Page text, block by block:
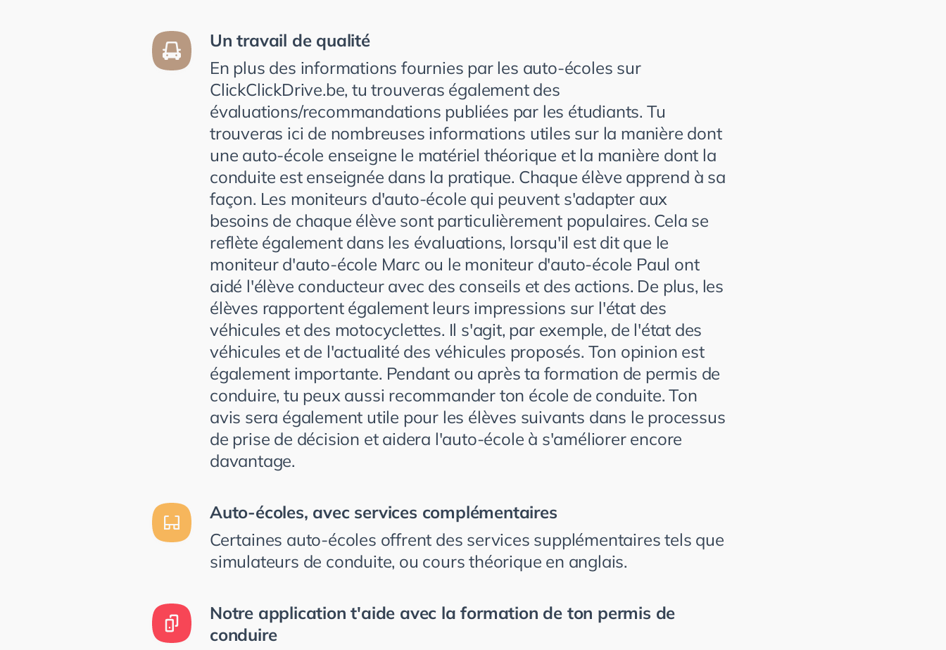
Un travail de qualité
En plus des informations fournies par les auto-écoles sur
ClickClickDrive.be, tu trouveras également des
évaluations/recommandations publiées par les étudiants. Tu
trouveras ici de nombreuses informations utiles sur la manière dont
une auto-école enseigne le matériel théorique et la manière dont la
conduite est enseignée dans la pratique. Chaque élève apprend à sa
façon. Les moniteurs d'auto-école qui peuvent s'adapter aux
besoins de chaque élève sont particulièrement populaires. Cela se
reflète également dans les évaluations, lorsqu'il est dit que le
moniteur d'auto-école Marc ou le moniteur d'auto-école Paul ont
aidé l'élève conducteur avec des conseils et des actions. De plus, les
élèves rapportent également leurs impressions sur l'état des
véhicules et des motocyclettes. Il s'agit, par exemple, de l'état des
véhicules et de l'actualité des véhicules proposés. Ton opinion est
également importante. Pendant ou après ta formation de permis de
conduire, tu peux aussi recommander ton école de conduite. Ton
avis sera également utile pour les élèves suivants dans le processus
de prise de décision et aidera l'auto-école à s'améliorer encore
davantage.
Auto-écoles, avec services complémentaires
Certaines auto-écoles offrent des services supplémentaires tels que
simulateurs de conduite, ou cours théorique en anglais.
Notre application t'aide avec la formation de ton permis de
conduire